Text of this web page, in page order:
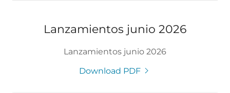
Lanzamientos junio 2026
Lanzamientos junio 2026
Download PDF